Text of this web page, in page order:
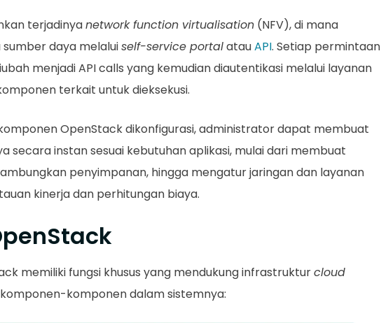
terjadinyanetwork function virtualisation (NFV), di mana
daya melaluiself-service portalatauAPI. Setiap permintaan
menjadi API calls yang kemudian diautentikasi melalui layanan
terkait untuk dieksekusi.
OpenStack dikonfigurasi, administrator dapat membuat
secara instan sesuai kebutuhan aplikasi, mulai dari membuat
penyimpanan, hingga mengatur jaringan dan layanan
kinerja dan perhitungan biaya.
memiliki fungsi khusus yang mendukung infrastrukturcloud
komponen dalam sistemnya: